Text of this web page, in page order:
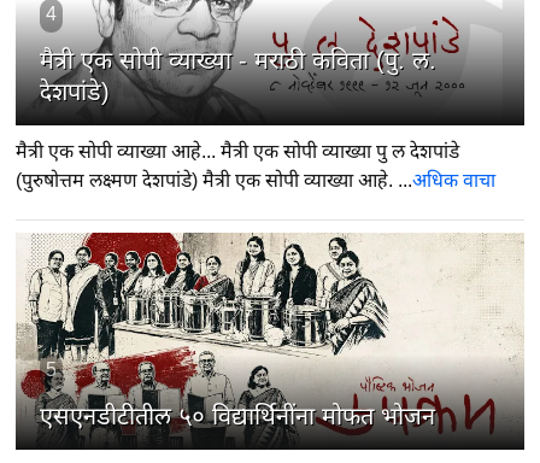
4
मैत्री एक सोपी व्याख्या - मराठी कविता (पु. ल.
देशपांडे)
मैत्री एक सोपी व्याख्या आहे... मैत्री एक सोपी व्याख्या पु ल देशपांडे
(पुरुषोत्तम लक्ष्मण देशपांडे) मैत्री एक सोपी व्याख्या आहे. ...अधिक वाचा
5
एसएनडीटीतील ५० विद्यार्थिनींना मोफत भोजन